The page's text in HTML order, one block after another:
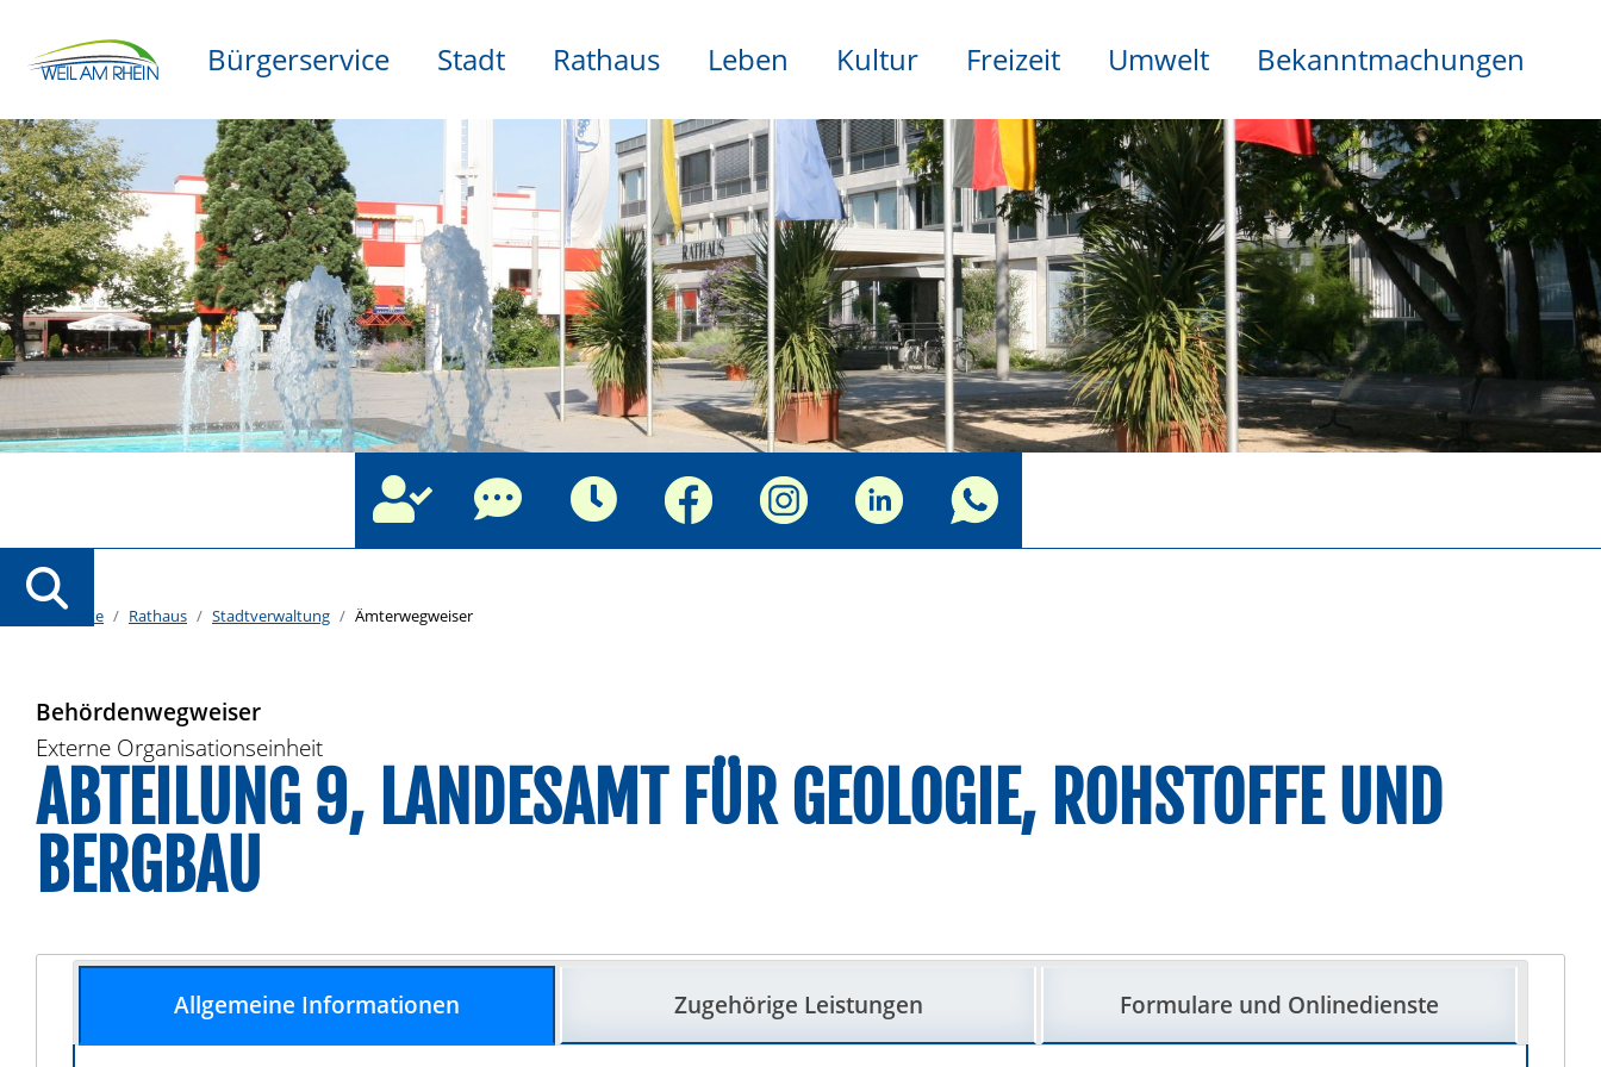
Bürgerservice Stadt Rathaus Leben Kultur Freizeit Umwelt Bekanntmachungen
Startseite Rathaus Stadtverwaltung Ämterwegweiser
Behördenwegweiser
Externe Organisationseinheit
ABTEILUNG 9, LANDESAMT FÜR GEOLOGIE, ROHSTOFFE UND
BERGBAU
Allgemeine Informationen Zugehörige Leistungen Formulare und Onlinedienste